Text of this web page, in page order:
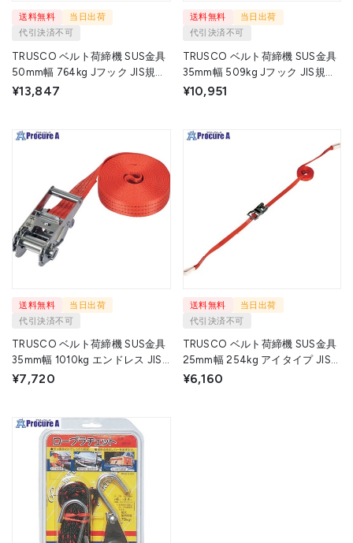
送料無料
当日出荷
代引決済不可
TRUSCO ベルト荷締機 SUS金具
50mm幅 764kg Jフック JIS規格
相当品 GV50S-750J 1台 ▼702-
¥13,847
送料無料
当日出荷
代引決済不可
TRUSCO ベルト荷締機 SUS金具
35mm幅 509kg Jフック JIS規格
相当品 GV35S-500J 1台 ▼702-
¥10,951
送料無料
当日出荷
代引決済不可
TRUSCO ベルト荷締機 SUS金具
35mm幅 1010kg エンドレス JIS
規格相当品 GV35S-1000ELS 1台
¥7,720
送料無料
当日出荷
代引決済不可
TRUSCO ベルト荷締機 SUS金具
25mm幅 254kg アイタイプ JIS
規格相当品 GV25S-250R 1台
¥6,160